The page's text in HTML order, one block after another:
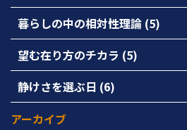
暮らしの中の相対性理論 (5)
望む在り方のチカラ (5)
静けさを選ぶ日 (6)
アーカイブ